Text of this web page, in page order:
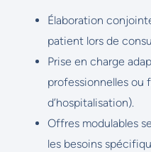
Élaboration
patient lors de
Prise en charge
professionnelles ou
d’hospitalisation).
Offres modulables
les besoins